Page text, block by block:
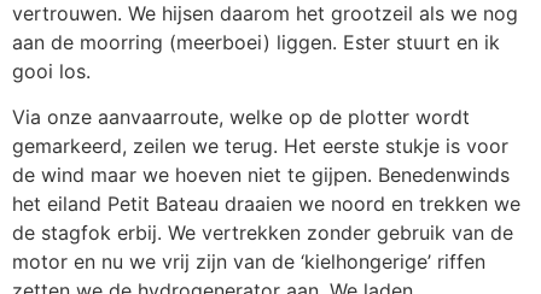
vertrouwen. We hijsen daarom het grootzeil als we nog
aan de moorring (meerboei) liggen. Ester stuurt en ik
gooi los.
Via onze aanvaarroute, welke op de plotter wordt
gemarkeerd, zeilen we terug. Het eerste stukje is voor
de wind maar we hoeven niet te gijpen. Benedenwinds
het eiland Petit Bateau draaien we noord en trekken we
de stagfok erbij. We vertrekken zonder gebruik van de
motor en nu we vrij zijn van de ‘kielhongerige’ riffen